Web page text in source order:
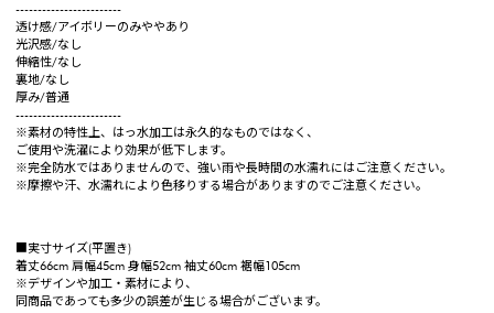
------------------------
透け感/アイボリーのみややあり
光沢感/なし
伸縮性/なし
裏地/なし
厚み/普通
------------------------
※素材の特性上、はっ水加工は永久的なものではなく、
ご使用や洗濯により効果が低下します。
※完全防水ではありませんので、強い雨や長時間の水濡れにはご注意ください。
※摩擦や汗、水濡れにより色移りする場合がありますのでご注意ください。
■実寸サイズ(平置き)
着丈66cm 肩幅45cm 身幅52cm 袖丈60cm 裾幅105cm
※デザインや加工・素材により、
同商品であっても多少の誤差が生じる場合がございます。